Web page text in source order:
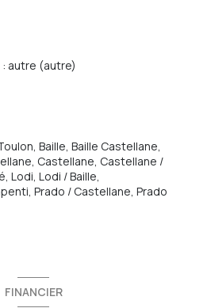
autre (autre)
Baille, Baille Castellane,
Castellane, Castellane /
Lodi, Lodi / Baille,
Prado / Castellane, Prado
FINANCIER